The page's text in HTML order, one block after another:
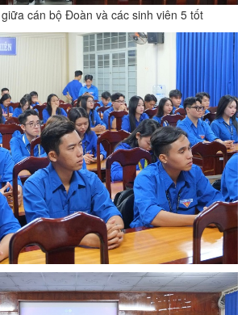
cán bộ Đoàn và các sinh viên 5 tốt